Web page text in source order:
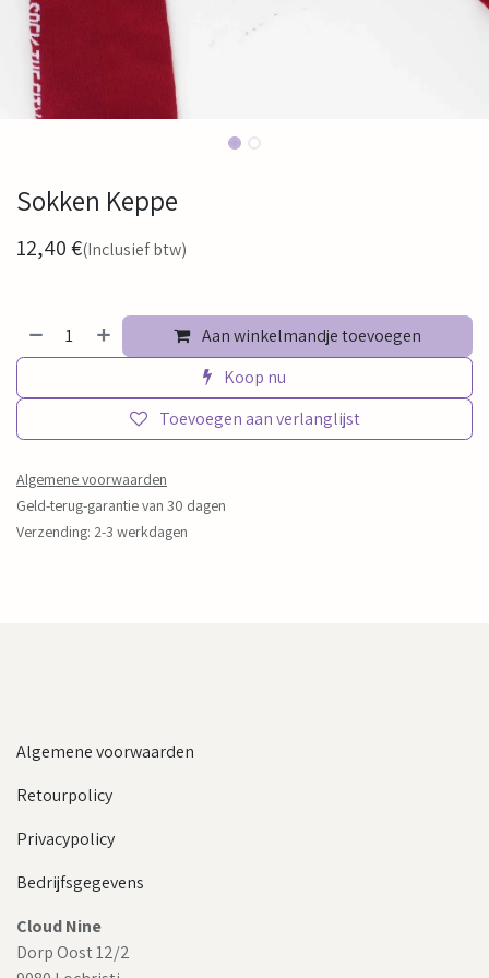
Sokken Keppe
12,40€(Inclusief btw)
Aan winkelmandje toevoegen
Koop nu
Toevoegen aan verlanglijst
Algemene voorwaarden
Geld-terug-garantie van 30 dagen
Verzending: 2-3 werkdagen
Algemene voorwaarden
Retourpolicy
Privacypolicy
Bedrijfsgegevens
Cloud Nine
Dorp Oost 12/2